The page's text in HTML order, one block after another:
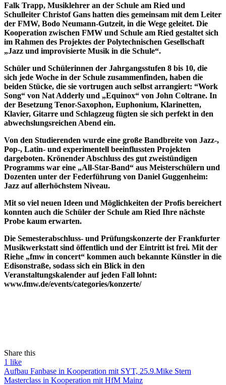
Falk Trapp, Musiklehrer an der Schule am Ried und
Schulleiter Christof Gans hatten dies gemeinsam mit dem Leiter
der FMW, Bodo Neumann-Gutzeit, in die Wege geleitet. Die
Kooperation zwischen FMW und Schule am Ried gestaltet sich
im Rahmen des Projektes der Polytechnischen Gesellschaft
„Jazz und improvisierte Musik in die Schule“.
Schüler und Schülerinnen der Jahrgangsstufen 8 bis 10, die
sich jede Woche in der Schule zusammenfinden, haben die
beiden Stücke, die sie vortrugen auch selbst arrangiert: “Work
Song“ von Nat Adderly und „Equinox“ von John Coltrane. In
der Besetzung Tenor-Saxophon, Euphonium, Klarinetten,
Klavier, Gitarre und Schlagzeug fügten sie sich perfekt in den
abwechslungsreichen Abend ein.
Von den Studierenden wurde eine große Bandbreite von Jazz-,
Pop-, Latin- und experimentell beeinflussten Projekten
dargeboten. Krönender Abschluss des gut zweistündigen
Programms war eine „All-Star-Band“ aus Meisterschülern und
Dozenten unter der Federführung von Daniel Guggenheim:
Jazz auf allerhöchstem Niveau.
Mit so viel neuen Ideen und Möglichkeiten der Profis bereichert
konnten auch die Schüler der Schule am Ried Ihre nächste
Probe kaum erwarten.
Die Semesterabschluss- und Prüfungskonzerte der Frankfurter
Musikwerkstatt sind öffentlich und der Eintritt ist frei. Mit der
Riehe „fmw in concert“ kommen auch bekannte Künstler in die
Edisonstraße, sodass sich ein Blick in den
Veranstaltungskalender auf jeden Fall lohnt:
www.fmw.de/events/categories/konzerte/
Share this
1 like
Aufbau Fanbase in Kooperation mit SYT, 25.9.Mike Stern
Masterclass in Kooperation mit HfM Mainz